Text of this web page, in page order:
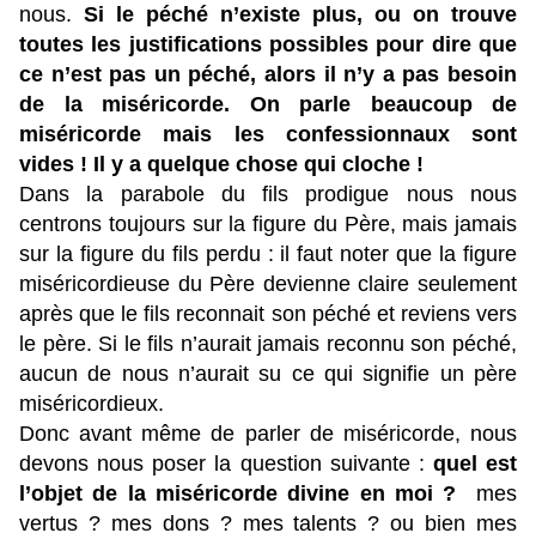
nous. Si le péché n’existe plus, ou on trouve
toutes les justifications possibles pour dire que
ce n’est pas un péché, alors il n’y a pas besoin
de la miséricorde. On parle beaucoup de
miséricorde mais les confessionnaux sont
vides ! Il y a quelque chose qui cloche !
Dans la parabole du fils prodigue nous nous
centrons toujours sur la figure du Père, mais jamais
sur la figure du fils perdu : il faut noter que la figure
miséricordieuse du Père devienne claire seulement
après que le fils reconnait son péché et reviens vers
le père. Si le fils n’aurait jamais reconnu son péché,
aucun de nous n’aurait su ce qui signifie un père
miséricordieux.
Donc avant même de parler de miséricorde, nous
devons nous poser la question suivante : quel est
l’objet de la miséricorde divine en moi ? mes
vertus ? mes dons ? mes talents ? ou bien mes